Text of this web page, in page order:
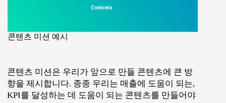
콘텐츠 미션 예시
콘텐츠 미션은 우리가 앞으로 만들 콘텐츠에 큰 방
향을 제시합니다. 종종 우리는 매출에 도움이 되는,
KPI를 달성하는 데 도움이 되는 콘텐츠를 만들어야